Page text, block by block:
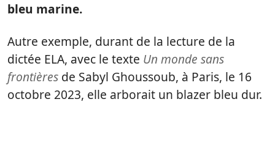
bleu marine.
Autre exemple, durant de la lecture de la
dictée ELA, avec le texte Un monde sans
frontières de Sabyl Ghoussoub, à Paris, le 16
octobre 2023, elle arborait un blazer bleu dur.